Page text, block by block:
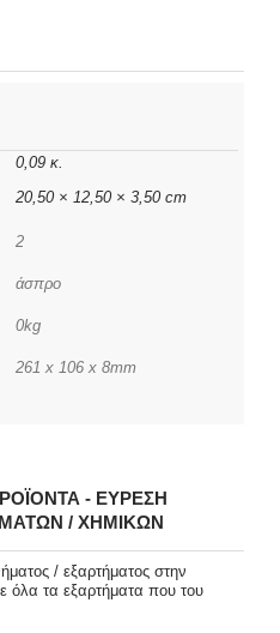
0,09 κ.
20,50 × 12,50 × 3,50 cm
2
άσπρο
0kg
261 x 106 x 8mm
- ΕΎΡΕΣΗ
/ ΧΗΜΙΚΏΝ
/ εξαρτήματος στην
όλα τα εξαρτήματα που του